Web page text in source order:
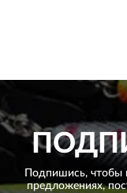
Подпишись, чтобы
предложениях,